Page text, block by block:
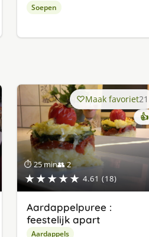
Soepen
⏱ 25 min👥 2
★★★★★ 4.61 (18)
Maak favoriet21
👍
Aardappelpuree :
feestelijk apart
Aardappels